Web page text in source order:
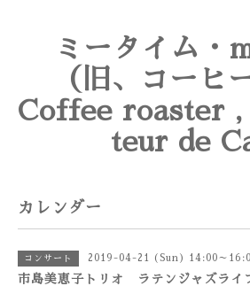
ミータイム・
（旧、コーヒ
Coffee roaster
teur de
カレンダー
コンサート 2019-04-21 (Sun) 14:00～
市島美恵子トリオ ラテンジャズライ